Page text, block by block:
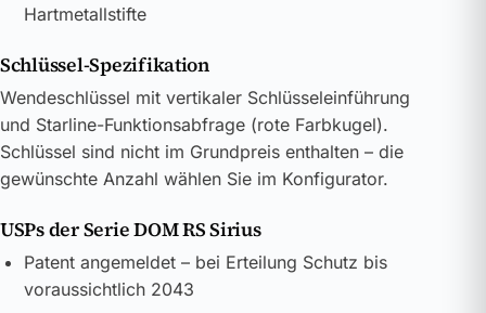
Hartmetallstifte
Schlüssel-Spezifikation
Wendeschlüssel mit vertikaler Schlüsseleinführung
und Starline-Funktionsabfrage (rote Farbkugel).
Schlüssel sind nicht im Grundpreis enthalten – die
gewünschte Anzahl wählen Sie im Konfigurator.
USPs der Serie DOM RS Sirius
Patent angemeldet – bei Erteilung Schutz bis
voraussichtlich 2043